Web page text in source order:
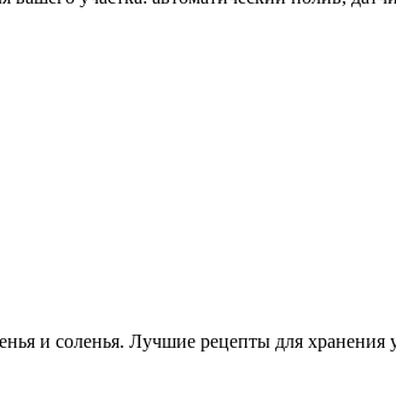
и соленья. Лучшие рецепты для